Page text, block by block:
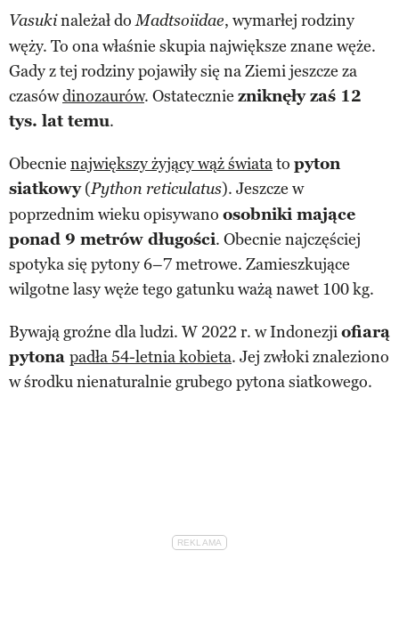
Vasukinależał doMadtsoiidae, wymarłej rodziny
węży. To ona właśnie skupia największe znane węże.
Gady z tej rodziny pojawiły się na Ziemi jeszcze za
czasówdinozaurów. Ostatecznie zniknęły zaś 12
tys. lat temu.
Obecnie największy żyjący wąż światato pyton
siatkowy(Python reticulatus). Jeszcze w
poprzednim wieku opisywano osobniki mające
ponad 9 metrów długości. Obecnie najczęściej
spotyka się pytony 6–7 metrowe. Zamieszkujące
wilgotne lasy węże tego gatunku ważą nawet 100 kg.
Bywają groźne dla ludzi. W 2022 r. w Indonezjiofiarą
pytona padła 54-letnia kobieta. Jej zwłoki znaleziono
w środku nienaturalnie grubego pytona siatkowego.